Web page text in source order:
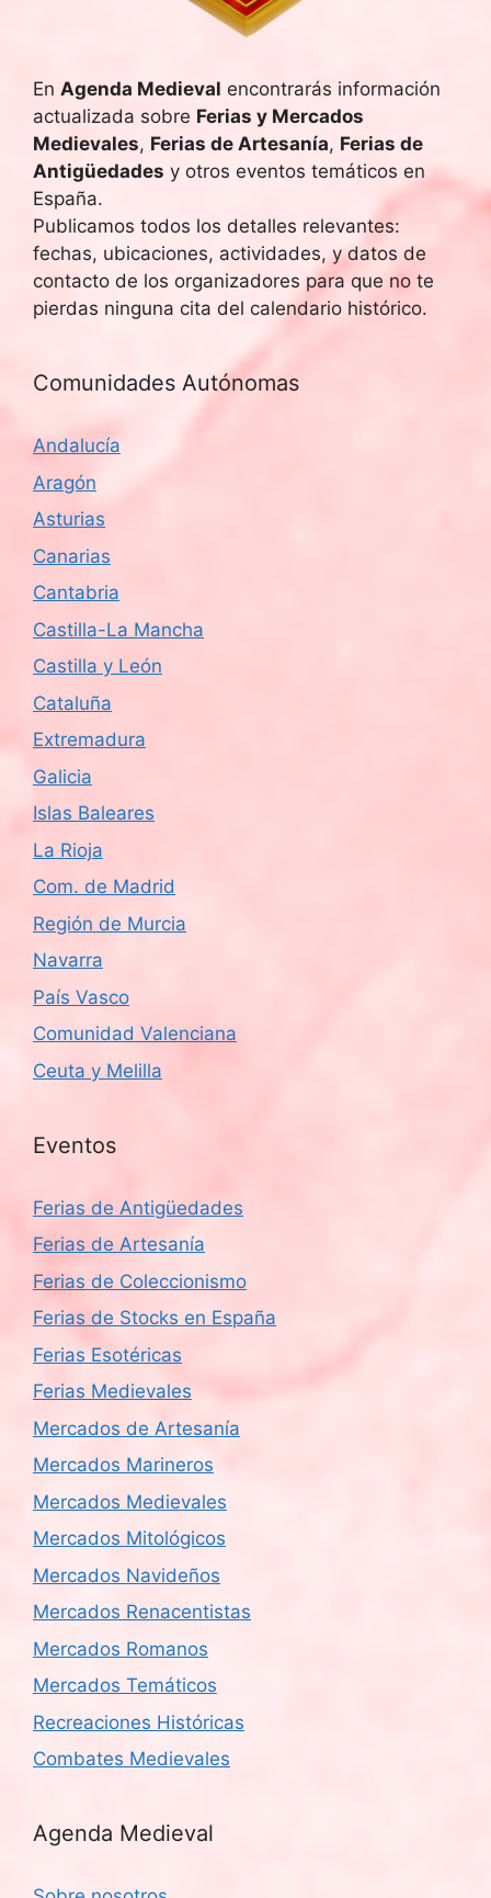
En Agenda Medieval encontrarás información
actualizada sobre Ferias y Mercados
Medievales, Ferias de Artesanía, Ferias de
Antigüedades y otros eventos temáticos en
España.
Publicamos todos los detalles relevantes:
fechas, ubicaciones, actividades, y datos de
contacto de los organizadores para que no te
pierdas ninguna cita del calendario histórico.
Comunidades Autónomas
Andalucía
Aragón
Asturias
Canarias
Cantabria
Castilla-La Mancha
Castilla y León
Cataluña
Extremadura
Galicia
Islas Baleares
La Rioja
Com. de Madrid
Región de Murcia
Navarra
País Vasco
Comunidad Valenciana
Ceuta y Melilla
Eventos
Ferias de Antigüedades
Ferias de Artesanía
Ferias de Coleccionismo
Ferias de Stocks en España
Ferias Esotéricas
Ferias Medievales
Mercados de Artesanía
Mercados Marineros
Mercados Medievales
Mercados Mitológicos
Mercados Navideños
Mercados Renacentistas
Mercados Romanos
Mercados Temáticos
Recreaciones Históricas
Combates Medievales
Agenda Medieval